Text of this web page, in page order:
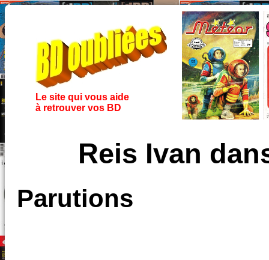
Le site qui vous aide
à retrouver vos BD
Reis Ivan
Parutions